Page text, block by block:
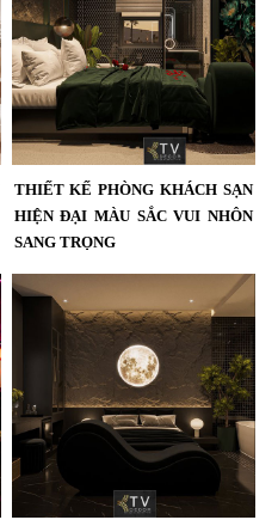
THIẾT KẾ PHÒNG KHÁCH SẠN
HIỆN ĐẠI MÀU SẮC VUI NHÔN
SANG TRỌNG
Khám phá mẫu thiết kế phòng khách
sạn hiện đại tông tối sang trọng, kết
hợp ánh sáng ấm áp và nội thất cao
cấp. Dự án do KTV GROUP thiết kế
thi công trọn gói, mang lại trải
nghiệm lưu trú tinh tế và đẳng cấp....